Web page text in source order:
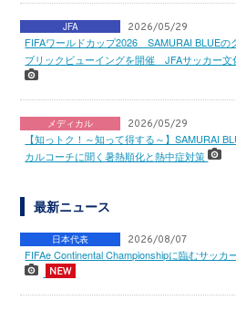
JFA 2026/05/29
FIFAワールドカップ2026 SAMURAI BLUEの
ブリックビューイングを開催 JFAサッカー文
メディカル 2026/05/29
【知っトク！～知って得する～】SAMURAI
カルコーチに聞く暑熱順化と熱中症対策
最新ニュース
日本代表 2026/08/07
FIFAe Continental Championshipに臨むサッカ